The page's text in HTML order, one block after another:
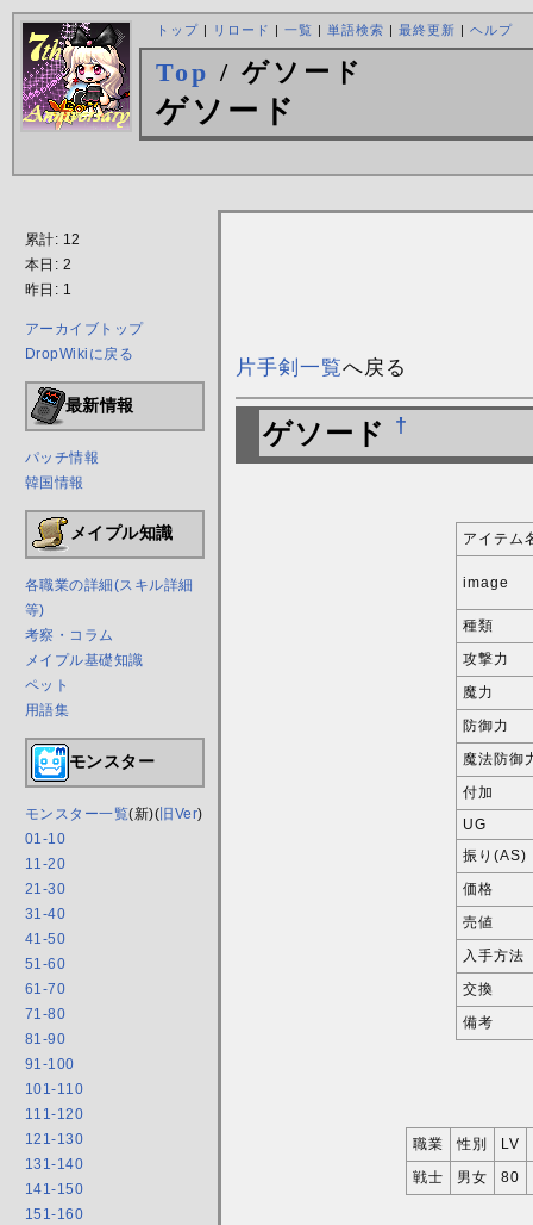
トップ| リロード | 一覧 | 単語検索 | 最終更新 | ヘルプ
Top / ゲソード
ゲソード
累計: 12
本日: 2
昨日: 1
アーカイブトップ
DropWikiに戻る
最新情報
パッチ情報
韓国情報
メイプル知識
各職業の詳細(スキル詳細
等)
考察・コラム
メイプル基礎知識
ペット
用語集
モンスター
モンスター一覧(新)( 旧Ver)
01-10
11-20
21-30
31-40
41-50
51-60
61-70
71-80
81-90
91-100
101-110
111-120
121-130
131-140
141-150
151-160
片手剣一覧へ戻る
ゲソード †
アイテム
image
種類
攻撃力
魔力
防御力
魔法防御
付加
UG
振り(AS)
価格
売値
入手方法
交換
備考
職業 性別 LV
戦士
男女 80